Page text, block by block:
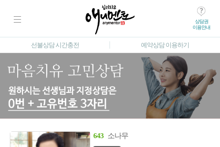
상담권
이용안내
선불상담 시간충전 예약상담 이용하기
643 소나무